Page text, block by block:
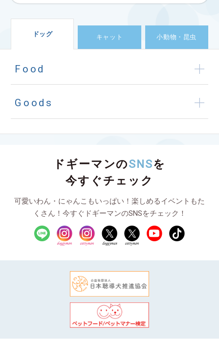
ドッグ キャット 小動物・昆虫
Food
Goods
ドギーマンのSNSを
今すぐチェック
可愛いわん・にゃんこもいっぱい！楽しめるイベントもた
くさん！今すぐドギーマンのSNSをチェック！